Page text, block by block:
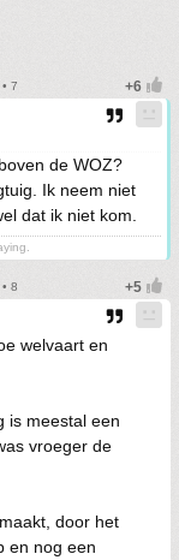
7
de WOZ?
Ik neem niet
dat ik niet kom.
8
welvaart en
is meestal een
vroeger de
door het
en nog een